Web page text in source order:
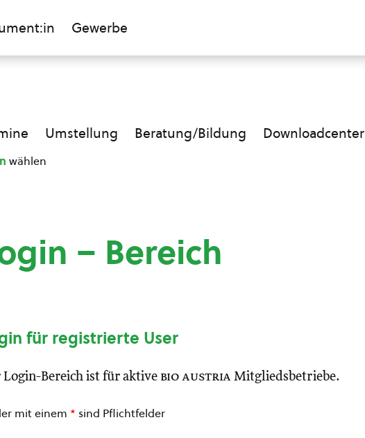
Gewerbe
Umstellung Beratung/Bildung Downloadcenter
wählen
– Bereich
für registrierte User
Login-Bereich ist für aktive bio austria Mitgliedsbetriebe.
mit einem * sind Pflichtfelder